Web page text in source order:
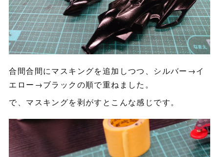
合間合間にマスキングを追加しつつ、シルバー→イ
エロー→ブラックの順で重ねました。
で、マスキングを剥がすとこんな感じです。